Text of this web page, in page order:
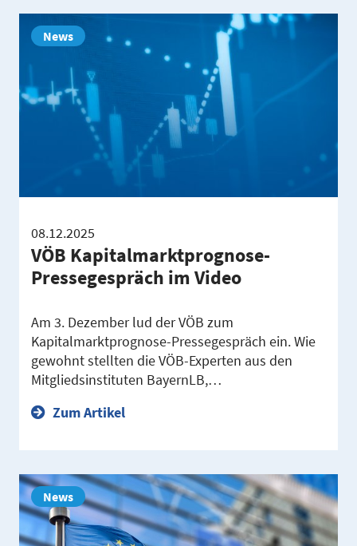
News
08.12.2025
VÖB Kapitalmarktprognose-
Pressegespräch im Video
Am 3. Dezember lud der VÖB zum
Kapitalmarktprognose-Pressegespräch ein. Wie
gewohnt stellten die VÖB-Experten aus den
Mitgliedsinstituten BayernLB,…
Zum Artikel
News